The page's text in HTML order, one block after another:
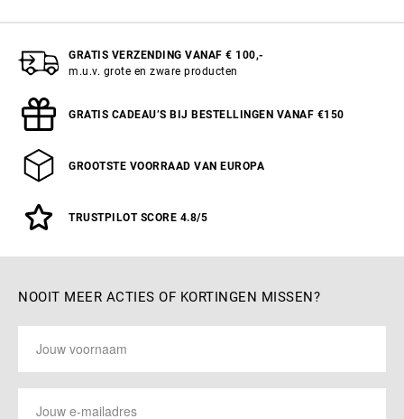
GRATIS VERZENDING VANAF € 100,-
m.u.v. grote en zware producten
GRATIS CADEAU’S BIJ BESTELLINGEN VANAF €150
GROOTSTE VOORRAAD VAN EUROPA
TRUSTPILOT SCORE 4.8/5
NOOIT MEER ACTIES OF KORTINGEN MISSEN?